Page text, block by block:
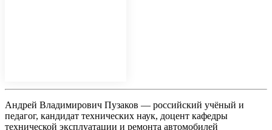
Андрей Владимирович Пузаков — российский учёный и
педагог, кандидат технических наук, доцент кафедры
технической эксплуатации и ремонта автомобилей